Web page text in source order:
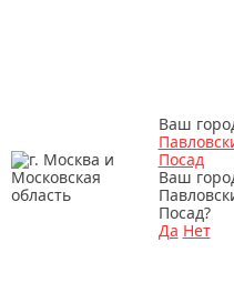
Ваш
Посад
Ваш
Посад?
Да Нет